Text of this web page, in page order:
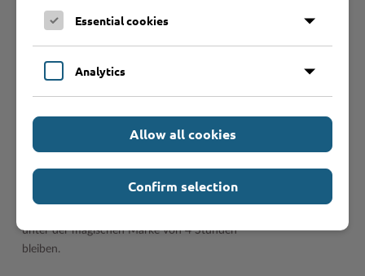
Teilhabe (KIT) veranstaltet einen ersten Fachtag
„Altern in verschiedenen Kulturen“ am 4. Mai 2024
von 10 – 16 Uhr, …
Kreisverwaltung Stormarn startet
Die Läuferinnen und Läufer der Kreisverwaltung
unter der magischen Marke von 4 Stunden
bleiben.
Essential cookies
Analytics
Allow all cookies
Confirm selection